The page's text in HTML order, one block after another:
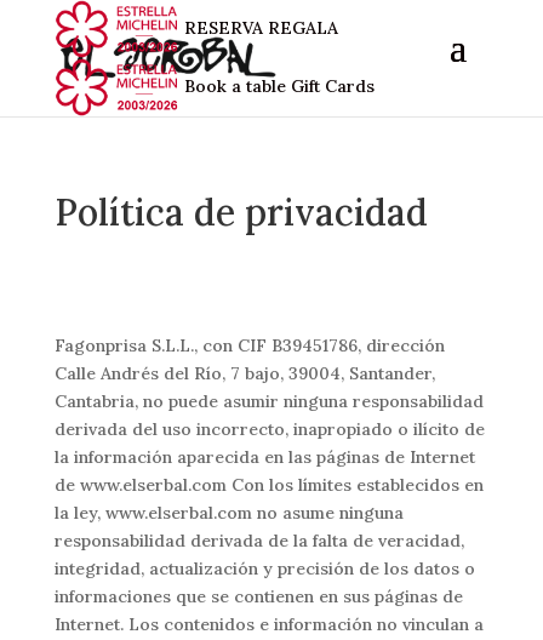
RESERVA REGALA
Book a table Gift Cards
Política de privacidad
Fagonprisa S.L.L., con CIF B39451786, dirección
Calle Andrés del Río, 7 bajo, 39004, Santander,
Cantabria, no puede asumir ninguna responsabilidad
derivada del uso incorrecto, inapropiado o ilí­cito de
la información aparecida en las páginas de Internet
de www.elserbal.com Con los límites establecidos en
la ley, www.elserbal.com no asume ninguna
responsabilidad derivada de la falta de veracidad,
integridad, actualización y precisión de los datos o
informaciones que se contienen en sus páginas de
Internet. Los contenidos e información no vinculan a